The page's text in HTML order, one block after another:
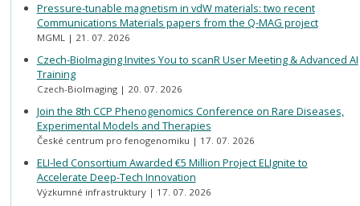
Pressure-tunable magnetism in vdW materials: two recent
Communications Materials papers from the Q-MAG project
MGML 21. 07. 2026
Czech-BioImaging Invites You to scanR User Meeting & Advanced AI
Training
Czech-BioImaging 20. 07. 2026
Join the 8th CCP Phenogenomics Conference on Rare Diseases,
Experimental Models and Therapies
České centrum pro fenogenomiku 17. 07. 2026
ELI-led Consortium Awarded €5 Million Project ELIgnite to
Accelerate Deep-Tech Innovation
Výzkumné infrastruktury 17. 07. 2026